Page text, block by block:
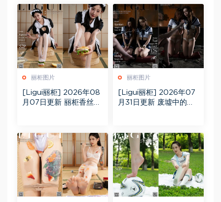
丽柜图片
[Ligui丽柜] 2026年08
月07日更新 丽柜香丝汉
丽柜图片
[Ligui丽柜] 2026年07
月31日更新 废墟中的紧